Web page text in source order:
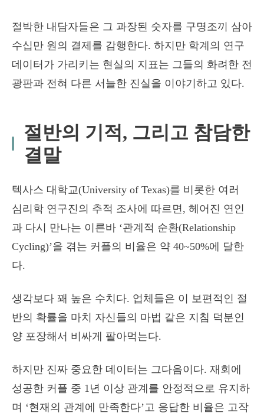
절박한 내담자들은 그 과장된 숫자를 구명조끼 삼아
수십만 원의 결제를 감행한다. 하지만 학계의 연구
데이터가 가리키는 현실의 지표는 그들의 화려한 전
광판과 전혀 다른 서늘한 진실을 이야기하고 있다.
절반의 기적, 그리고 참담한
결말
텍사스 대학교(University of Texas)를 비롯한 여러
심리학 연구진의 추적 조사에 따르면, 헤어진 연인
과 다시 만나는 이른바 ‘관계적 순환(Relationship
Cycling)’을 겪는 커플의 비율은 약 40~50%에 달한
다.
생각보다 꽤 높은 수치다. 업체들은 이 보편적인 절
반의 확률을 마치 자신들의 마법 같은 지침 덕분인
양 포장해서 비싸게 팔아먹는다.
하지만 진짜 중요한 데이터는 그다음이다. 재회에
성공한 커플 중 1년 이상 관계를 안정적으로 유지하
며 ‘현재의 관계에 만족한다’고 응답한 비율은 고작